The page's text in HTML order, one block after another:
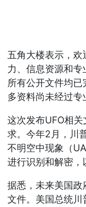
五角大楼表示，
力、信息资源和专
所有公开文件均
多资料尚未经过专
这次发布UFO相
求。今年2月，川
不明空中现象（
进行识别和解密，
据悉，未来美国
文件。美国总统